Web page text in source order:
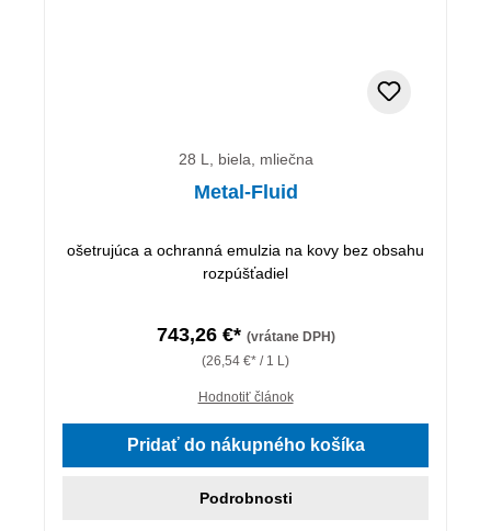
28 L, biela, mliečna
Metal-Fluid
ošetrujúca a ochranná emulzia na kovy bez obsahu
rozpúšťadiel
743,26 €* (vrátane DPH)
(26,54 €* / 1 L)
Hodnotiť článok
Pridať do nákupného košíka
Podrobnosti